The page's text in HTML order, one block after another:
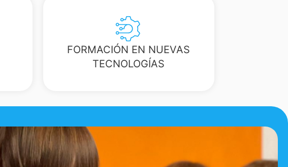
FORMACIÓN EN NUEVAS
TECNOLOGÍAS